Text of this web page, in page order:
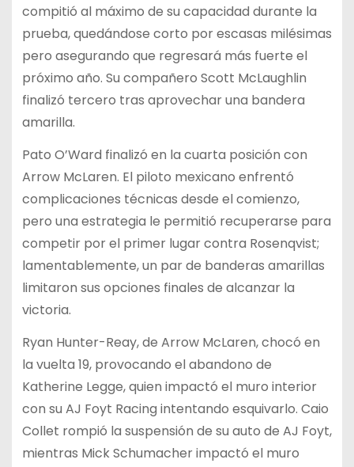
compitió al máximo de su capacidad durante la
prueba, quedándose corto por escasas milésimas
pero asegurando que regresará más fuerte el
próximo año. Su compañero Scott McLaughlin
finalizó tercero tras aprovechar una bandera
amarilla.
Pato O’Ward finalizó en la cuarta posición con
Arrow McLaren. El piloto mexicano enfrentó
complicaciones técnicas desde el comienzo,
pero una estrategia le permitió recuperarse para
competir por el primer lugar contra Rosenqvist;
lamentablemente, un par de banderas amarillas
limitaron sus opciones finales de alcanzar la
victoria.
Ryan Hunter-Reay, de Arrow McLaren, chocó en
la vuelta 19, provocando el abandono de
Katherine Legge, quien impactó el muro interior
con su AJ Foyt Racing intentando esquivarlo. Caio
Collet rompió la suspensión de su auto de AJ Foyt,
mientras Mick Schumacher impactó el muro